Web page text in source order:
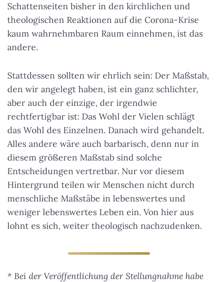
Schattenseiten bisher in den kirchlichen und
theologischen Reaktionen auf die Corona-Krise
kaum wahrnehmbaren Raum einnehmen, ist das
andere.
Stattdessen sollten wir ehrlich sein: Der Maßstab,
den wir angelegt haben, ist ein ganz schlichter,
aber auch der einzige, der irgendwie
rechtfertigbar ist: Das Wohl der Vielen schlägt
das Wohl des Einzelnen. Danach wird gehandelt.
Alles andere wäre auch barbarisch, denn nur in
diesem größeren Maßstab sind solche
Entscheidungen vertretbar. Nur vor diesem
Hintergrund teilen wir Menschen nicht durch
menschliche Maßstäbe in lebenswertes und
weniger lebenswertes Leben ein. Von hier aus
lohnt es sich, weiter theologisch nachzudenken.
* Bei der Veröffentlichung der Stellungnahme habe